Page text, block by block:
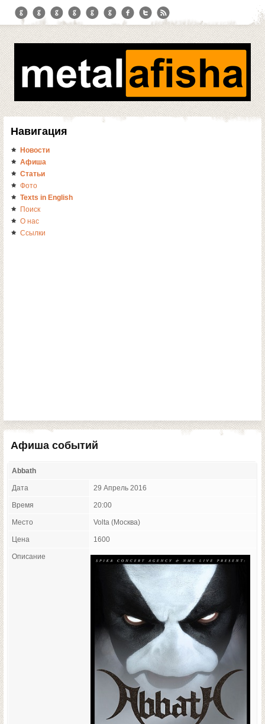
Навигация
Новости
Афиша
Статьи
Фото
Texts in English
Поиск
О нас
Ссылки
Афиша событий
Abbath
Дата 29 Апрель 2016
Время 20:00
Место Volta (Москва)
Цена 1600
Описание